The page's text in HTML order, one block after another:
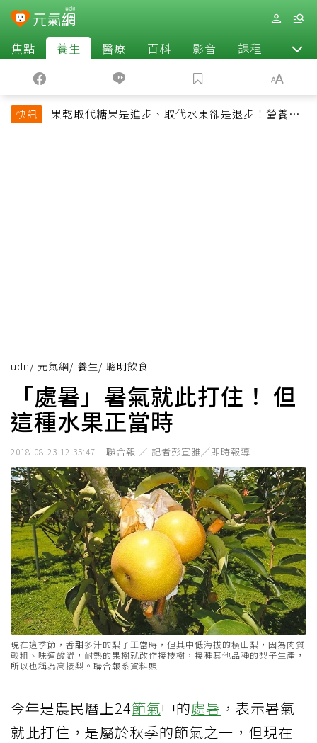
焦點 養生 醫療 百科 影音 課程 退休
快訊
果乾取代糖果是進步、取代水果卻是退步！營養師
udn/ 元氣網/ 養生/ 聰明飲食
「處暑」暑氣就此打住！ 但
這種水果正當時
2018-08-23 12:35:47 聯合報 ／ 記者彭宣雅╱即時報導
現在這季節，香甜多汁的梨子正當時，但其中低海拔的橫山梨，因為肉質
較粗、味道酸澀，耐熱的果樹就改作接枝樹，接種其他品種的梨子生產，
所以也稱為高接梨。聯合報系資料照
今年是農民曆上24節氣中的處暑 ，表示暑氣
就此打住，是屬於秋季的節氣之一，但現在